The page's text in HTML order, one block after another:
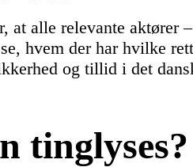
at alle relevante aktører
hvem der har hvilke
og tillid i det
tinglyses?